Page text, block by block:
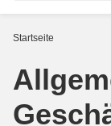
Startseite